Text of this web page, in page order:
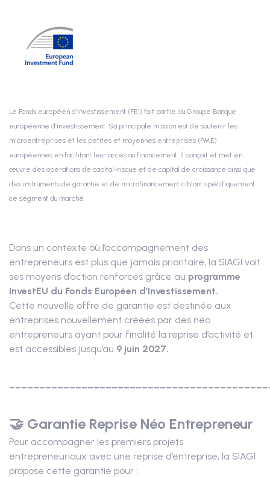
Le Fonds européen d’investissement (FEI) fait partie du Groupe Banque
européenne d’investissement. Sa principale mission est de soutenir les
microentreprises et les petites et moyennes entreprises (PME)
européennes en facilitant leur accès au financement. Il conçoit et met en
œuvre des opérations de capital-risque et de capital de croissance ainsi que
des instruments de garantie et de microfinancement ciblant spécifiquement
ce segment du marché.
Dans un contexte où l’accompagnement des
entrepreneurs est plus que jamais prioritaire, la SIAGI voit
ses moyens d’action renforcés grâce au programme
InvestEU du Fonds Européen d’Investissement.
Cette nouvelle offre de garantie est destinée aux
entreprises nouvellement créées par des néo
entrepreneurs ayant pour finalité la reprise d’activité et
est accessibles jusqu’au 9 juin 2027.
🤝 Garantie Reprise Néo Entrepreneur
Pour accompagner les premiers projets
entrepreneuriaux avec une reprise d’entreprise, la SIAGI
propose cette garantie pour :